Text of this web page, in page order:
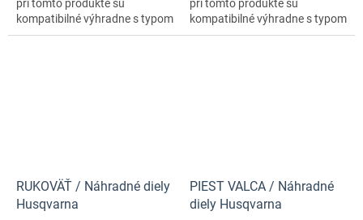
pri tomto produkte sú
kompatibilné výhradne s typom
stroja s číslom 966532401
pri tomto produkte sú
kompatibilné výhradne s typom
stroja s číslom 966532401
RUKOVÄŤ / Náhradné diely
Husqvarna
PIEST VALCA / Náhradné
diely Husqvarna